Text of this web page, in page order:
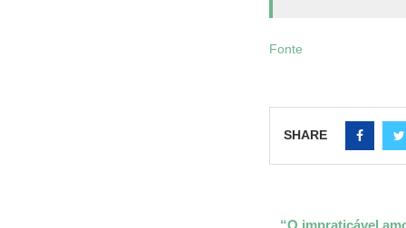
Fonte
SHARE
“O impraticável